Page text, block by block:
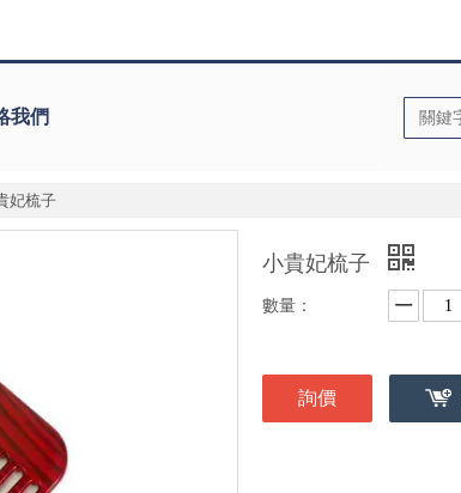
我們
妃梳子
小貴妃梳子
數量：
詢價